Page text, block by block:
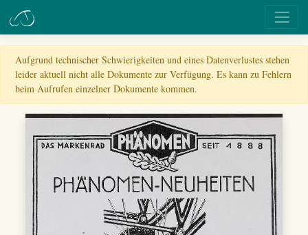
Aufgrund technischer Schwierigkeiten und eines Datenverlustes stehen
leider aktuell nicht alle Dokumente zur Verfügung. Es kann zu Fehlern
beim Aufrufen einzelner Dokumente kommen.